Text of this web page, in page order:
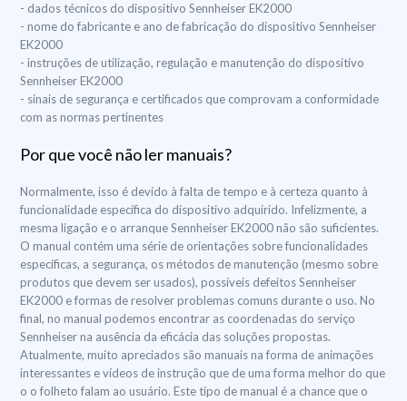
- dados técnicos do dispositivo Sennheiser EK2000
- nome do fabricante e ano de fabricação do dispositivo Sennheiser
EK2000
- instruções de utilização, regulação e manutenção do dispositivo
Sennheiser EK2000
- sinais de segurança e certificados que comprovam a conformidade
com as normas pertinentes
Por que você não ler manuais?
Normalmente, isso é devido à falta de tempo e à certeza quanto à
funcionalidade específica do dispositivo adquirido. Infelizmente, a
mesma ligação e o arranque Sennheiser EK2000 não são suficientes.
O manual contém uma série de orientações sobre funcionalidades
específicas, a segurança, os métodos de manutenção (mesmo sobre
produtos que devem ser usados), possíveis defeitos Sennheiser
EK2000 e formas de resolver problemas comuns durante o uso. No
final, no manual podemos encontrar as coordenadas do serviço
Sennheiser na ausência da eficácia das soluções propostas.
Atualmente, muito apreciados são manuais na forma de animações
interessantes e vídeos de instrução que de uma forma melhor do que
o o folheto falam ao usuário. Este tipo de manual é a chance que o